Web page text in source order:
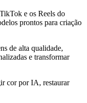
e os Reels do
prontos para criação
de alta qualidade,
e transformar
cor por IA, restaurar